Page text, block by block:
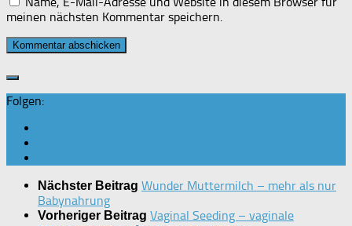
meinen nächsten Kommentar speichern.
Folgen:
Nächster Beitrag Wunder Muttermilch – mehr als nur
Babynahrung
Vorheriger Beitrag Vaginal Seeding – vaginale